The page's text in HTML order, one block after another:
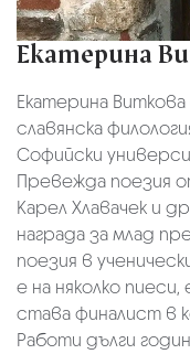
Екатерина
Екатерина Виткова
славянска
Софийски
Превежда поезия
Карел Хлавачек и
награда за млад
поезия в
е на няколко
става финалист в
Работи дълги